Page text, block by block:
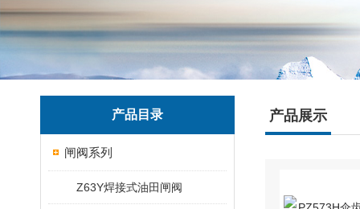
产品目录
闸阀系列
Z63Y焊接式油田闸阀
产品展示